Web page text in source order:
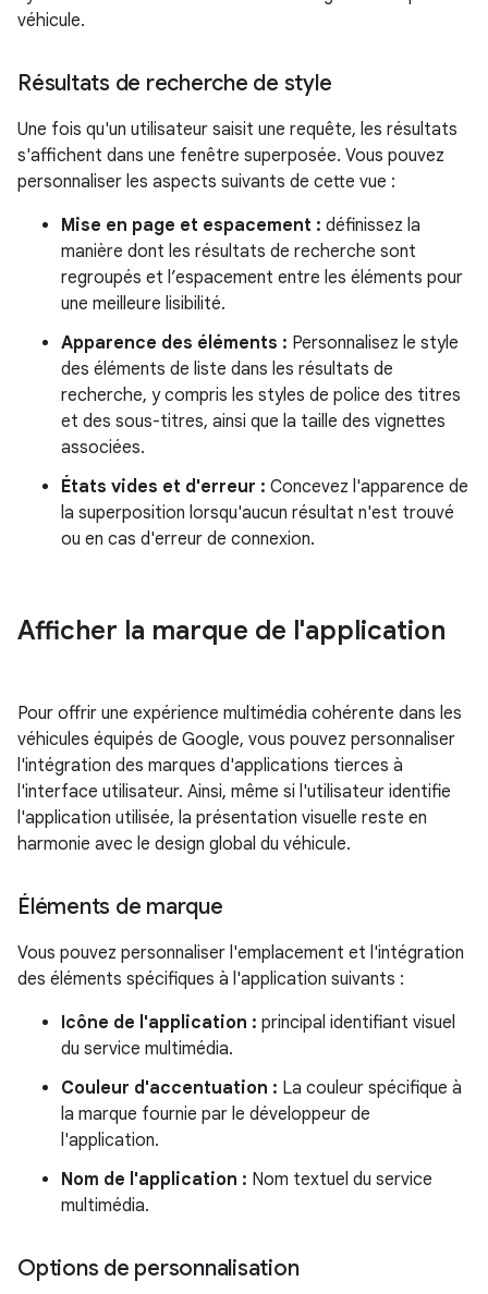
véhicule.
Résultats de recherche de style
Une fois qu'un utilisateur saisit une requête, les résultats
s'affichent dans une fenêtre superposée. Vous pouvez
personnaliser les aspects suivants de cette vue :
Mise en page et espacement : définissez la
manière dont les résultats de recherche sont
regroupés et l’espacement entre les éléments pour
une meilleure lisibilité.
Apparence des éléments : Personnalisez le style
des éléments de liste dans les résultats de
recherche, y compris les styles de police des titres
et des sous-titres, ainsi que la taille des vignettes
associées.
États vides et d'erreur : Concevez l'apparence de
la superposition lorsqu'aucun résultat n'est trouvé
ou en cas d'erreur de connexion.
Afficher la marque de l'application
Pour offrir une expérience multimédia cohérente dans les
véhicules équipés de Google, vous pouvez personnaliser
l'intégration des marques d'applications tierces à
l'interface utilisateur. Ainsi, même si l'utilisateur identifie
l'application utilisée, la présentation visuelle reste en
harmonie avec le design global du véhicule.
Éléments de marque
Vous pouvez personnaliser l'emplacement et l'intégration
des éléments spécifiques à l'application suivants :
Icône de l'application : principal identifiant visuel
du service multimédia.
Couleur d'accentuation : La couleur spécifique à
la marque fournie par le développeur de
l'application.
Nom de l'application : Nom textuel du service
multimédia.
Options de personnalisation